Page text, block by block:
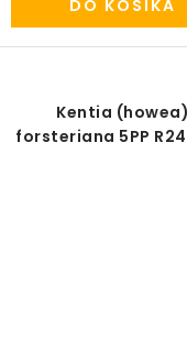
DO KOŠÍKA
Kentia (howea)
forsteriana 5PP R24